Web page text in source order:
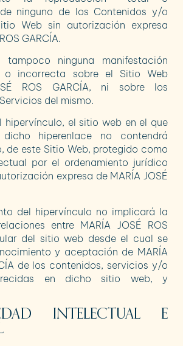
ninguno de los Contenidos y/o
Web sin autorización expresa
GARCÍA.
ninguna manifestación
o incorrecta sobre el Sitio Web
ROS GARCÍA, ni sobre los
del mismo.
hipervínculo, el sitio web en el que
hiperenlace no contendrá
de este Sitio Web, protegido como
por el ordenamiento jurídico
expresa de MARÍA JOSÉ
del hipervínculo no implicará la
entre MARÍA JOSÉ ROS
del sitio web desde el cual se
y aceptación de MARÍA
de los contenidos, servicios y/o
en dicho sitio web, y
INTELECTUAL E